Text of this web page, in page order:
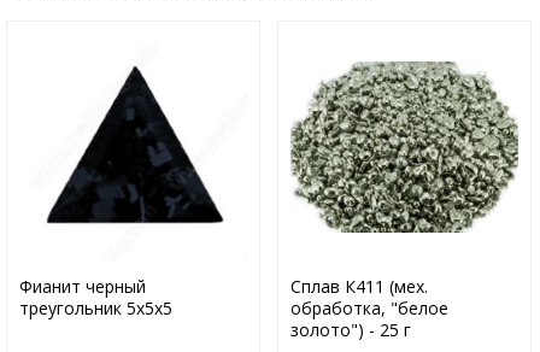
Фианит черный
треугольник 5х5х5
Сплав К411 (мех.
обработка, "белое
золото") - 25 г